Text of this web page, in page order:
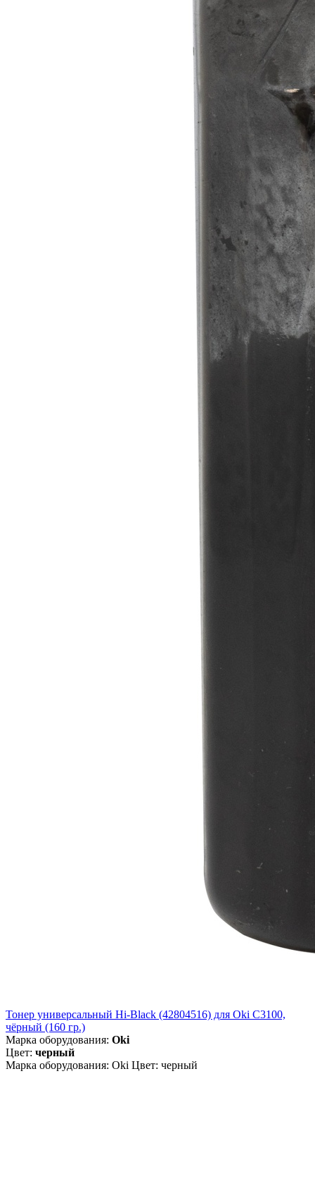
Тонер универсальный Hi-Black (42804516) для Oki С3100,
чёрный (160 гр.)
Марка оборудования: Oki
Цвет: черный
Марка оборудования: Oki Цвет: черный